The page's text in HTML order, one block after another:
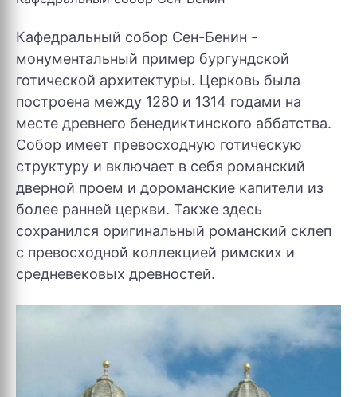
Кафедральный собор Сен-Бенин -
монументальный пример бургундской
готической архитектуры. Церковь была
построена между 1280 и 1314 годами на
месте древнего бенедиктинского аббатства.
Собор имеет превосходную готическую
структуру и включает в себя романский
дверной проем и дороманские капители из
более ранней церкви. Также здесь
сохранился оригинальный романский склеп
с превосходной коллекцией римских и
средневековых древностей.